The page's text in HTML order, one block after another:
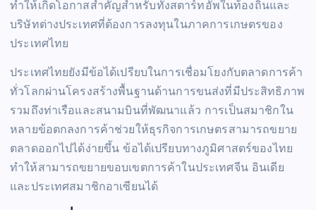
ทำให้เกิดโอกาสสำคัญสำหรับทั้งสตาร์ทอัพในท้องถิ่นและ
บริษัทต่างประเทศที่ต้องการลงทุนในภาคการเกษตรของ
ประเทศไทย
ประเทศไทยยังมีข้อได้เปรียบในการเชื่อมโยงกับตลาดการค้า
ทั่วโลกผ่านโครงสร้างพื้นฐานด้านการขนส่งที่มีประสิทธิภาพ
รวมถึงท่าเรือและสนามบินที่พัฒนาแล้ว การเป็นสมาชิกใน
หลายข้อตกลงการค้าช่วยให้ธุรกิจการเกษตรสามารถขยาย
ตลาดออกไปได้ง่ายขึ้น ข้อได้เปรียบทางภูมิศาสตร์ของไทย
ทำให้สามารถขยายขอบเขตการค้าในประเทศจีน อินเดีย
และประเทศสมาชิกอาเซียนได้